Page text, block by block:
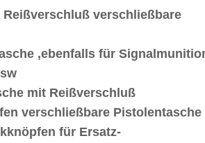
verschließbare
,ebenfalls für
mit Reißverschluß
verschließbare Pistolentasche
für Ersatz-